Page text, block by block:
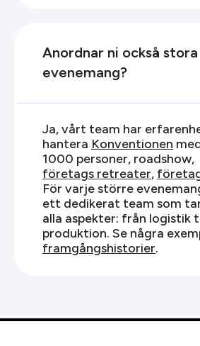
Anordnar ni också stora
evenemang?
Ja, vårt team har
hantera Konventionen
1000 personer, roadshow,
företags retreater,
För varje större
ett dedikerat team som
alla aspekter: från logistik
produktion. Se några
framgångshistorier.